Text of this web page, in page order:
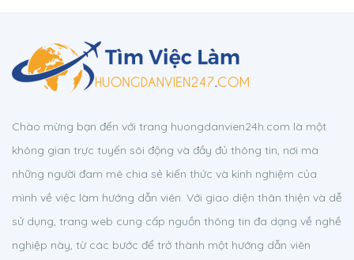
Chào mừng bạn đến với trang huongdanvien24h.com là một
không gian trực tuyến sôi động và đầy đủ thông tin, nơi mà
những người đam mê chia sẻ kiến thức và kinh nghiệm của
mình về việc làm hướng dẫn viên. Với giao diện thân thiện và dễ
sử dụng, trang web cung cấp nguồn thông tin đa dạng về nghề
nghiệp này, từ các bước để trở thành một hướng dẫn viên